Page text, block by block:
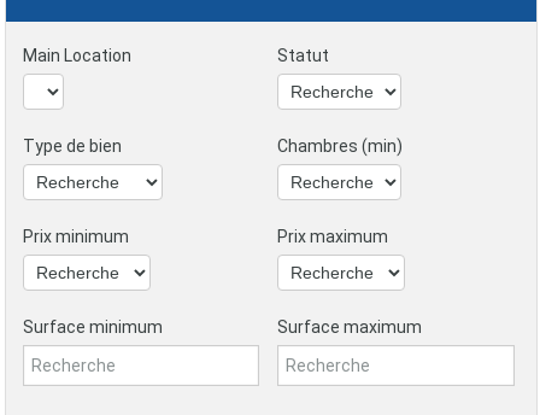
Main Location Statut
Type de bien Chambres (min)
Prix minimum Prix maximum
Surface minimum Surface maximum